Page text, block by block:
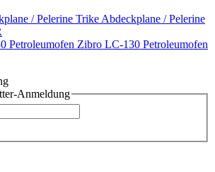
Trike Abdeckplane / Pelerine
Zibro LC-130 Petroleumofen
Anmeldung